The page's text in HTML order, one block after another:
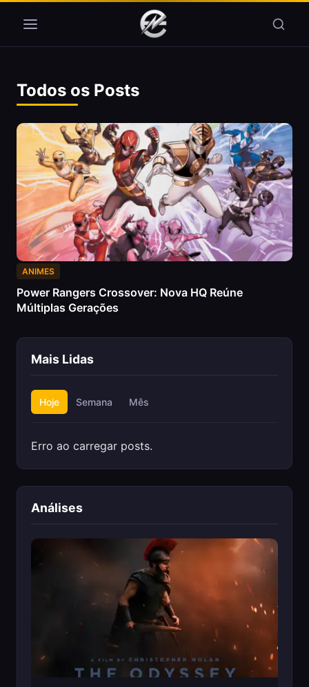
Todos os Posts
ANIMES
Power Rangers Crossover: Nova HQ Reúne
Múltiplas Gerações
Mais Lidas
Hoje Semana Mês
Erro ao carregar posts.
Análises